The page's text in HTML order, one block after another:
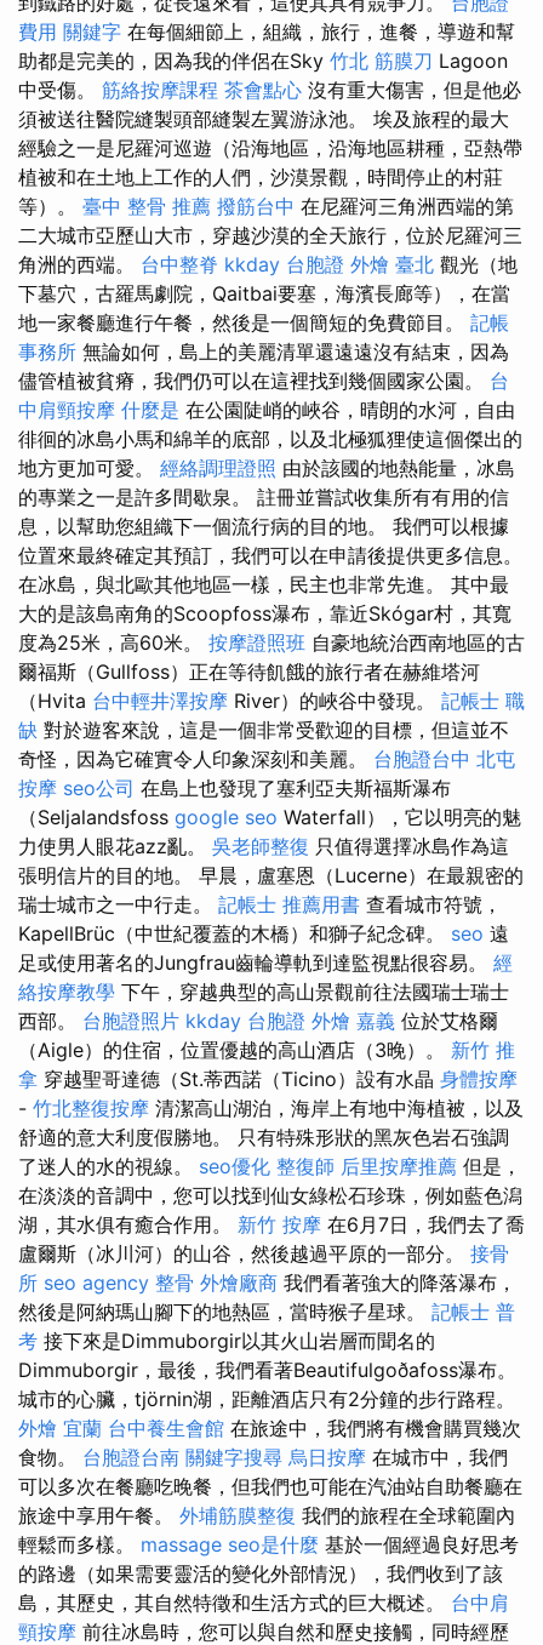
費用 關鍵字 在每個細節上，組織，旅行，進餐，導遊和幫
助都是完美的，因為我的伴侶在Sky 竹北 筋膜刀 Lagoon
中受傷。 筋絡按摩課程 茶會點心 沒有重大傷害，但是他必
須被送往醫院縫製頭部縫製左翼游泳池。 埃及旅程的最大
經驗之一是尼羅河巡遊（沿海地區，沿海地區耕種，亞熱帶
植被和在土地上工作的人們，沙漠景觀，時間停止的村莊
等）。 臺中 整骨 推薦 撥筋台中 在尼羅河三角洲西端的第
二大城市亞歷山大市，穿越沙漠的全天旅行，位於尼羅河三
角洲的西端。 台中整脊 kkday 台胞證 外燴 臺北 觀光（地
下墓穴，古羅馬劇院，Qaitbai要塞，海濱長廊等），在當
地一家餐廳進行午餐，然後是一個簡短的免費節目。 記帳
事務所 無論如何，島上的美麗清單還遠遠沒有結束，因為
儘管植被貧瘠，我們仍可以在這裡找到幾個國家公園。 台
中肩頸按摩 什麼是 在公園陡峭的峽谷，晴朗的水河，自由
徘徊的冰島小馬和綿羊的底部，以及北極狐狸使這個傑出的
地方更加可愛。 經絡調理證照 由於該國的地熱能量，冰島
的專業之一是許多間歇泉。 註冊並嘗試收集所有有用的信
息，以幫助您組織下一個流行病的目的地。 我們可以根據
位置來最終確定其預訂，我們可以在申請後提供更多信息。
在冰島，與北歐其他地區一樣，民主也非常先進。 其中最
大的是該島南角的Scoopfoss瀑布，靠近Skógar村，其寬
度為25米，高60米。 按摩證照班 自豪地統治西南地區的古
爾福斯（Gullfoss）正在等待飢餓的旅行者在赫維塔河
（Hvita 台中輕井澤按摩 River）的峽谷中發現。 記帳士 職
缺 對於遊客來說，這是一個非常受歡迎的目標，但這並不
奇怪，因為它確實令人印象深刻和美麗。 台胞證台中 北屯
按摩 seo公司 在島上也發現了塞利亞夫斯福斯瀑布
（Seljalandsfoss google seo Waterfall），它以明亮的魅
力使男人眼花azz亂。 吳老師整復 只值得選擇冰島作為這
張明信片的目的地。 早晨，盧塞恩（Lucerne）在最親密的
瑞士城市之一中行走。 記帳士 推薦用書 查看城市符號，
KapellBrüc（中世紀覆蓋的木橋）和獅子紀念碑。 seo 遠
足或使用著名的Jungfrau齒輪導軌到達監視點很容易。 經
絡按摩教學 下午，穿越典型的高山景觀前往法國瑞士瑞士
西部。 台胞證照片 kkday 台胞證 外燴 嘉義 位於艾格爾
（Aigle）的住宿，位置優越的高山酒店（3晚）。 新竹 推
拿 穿越聖哥達德（St.蒂西諾（Ticino）設有水晶 身體按摩
- 竹北整復按摩 清潔高山湖泊，海岸上有地中海植被，以及
舒適的意大利度假勝地。 只有特殊形狀的黑灰色岩石強調
了迷人的水的視線。 seo優化 整復師 后里按摩推薦 但是，
在淡淡的音調中，您可以找到仙女綠松石珍珠，例如藍色潟
湖，其水俱有癒合作用。 新竹 按摩 在6月7日，我們去了喬
盧爾斯（冰川河）的山谷，然後越過平原的一部分。 接骨
所 seo agency 整骨 外燴廠商 我們看著強大的降落瀑布，
然後是阿納瑪山腳下的地熱區，當時猴子星球。 記帳士 普
考 接下來是Dimmuborgir以其火山岩層而聞名的
Dimmuborgir，最後，我們看著Beautifulgoðafoss瀑布。
城市的心臟，tjörnin湖，距離酒店只有2分鐘的步行路程。
外燴 宜蘭 台中養生會館 在旅途中，我們將有機會購買幾次
食物。 台胞證台南 關鍵字搜尋 烏日按摩 在城市中，我們
可以多次在餐廳吃晚餐，但我們也可能在汽油站自助餐廳在
旅途中享用午餐。 外埔筋膜整復 我們的旅程在全球範圍內
輕鬆而多樣。 massage seo是什麼 基於一個經過良好思考
的路邊（如果需要靈活的變化外部情況），我們收到了該
島，其歷史，其自然特徵和生活方式的巨大概述。 台中肩
頸按摩 前往冰島時，您可以與自然和歷史接觸，同時經歷